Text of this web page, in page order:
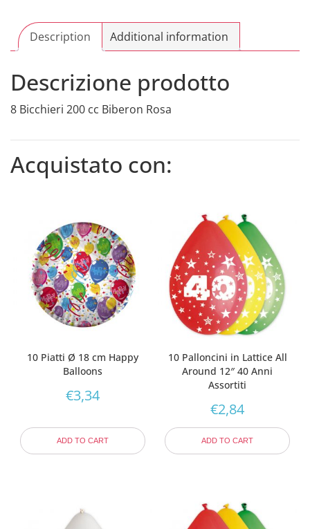
Description Additional information
Descrizione prodotto
8 Bicchieri 200 cc Biberon Rosa
Acquistato con:
10 Piatti Ø 18 cm Happy
Balloons
€3,34
ADD TO CART
10 Palloncini in Lattice All
Around 12″ 40 Anni
Assortiti
€2,84
ADD TO CART